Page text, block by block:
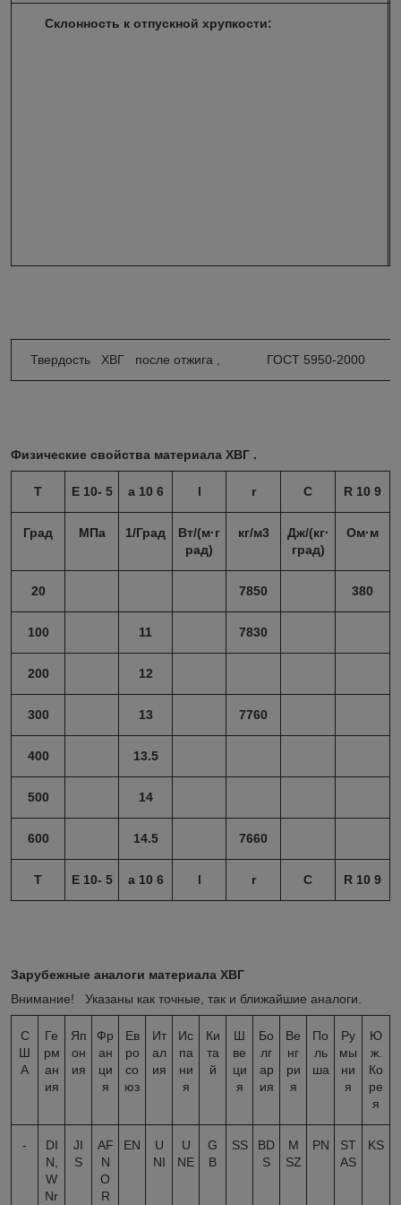
Склонность к отпускной хрупкости:
Твердость ХВГ после отжига , ГОСТ 5950-2000
Физические свойства материала ХВГ .
T E 10- 5 a10 6 l r C R 10 9
Град МПа 1/Град
Вт/(м·г
рад)
кг/м3
Дж/(кг·
град)
Ом·м
20 7850 380
100 11 7830
200 12
300 13 7760
400 13.5
500 14
600 14.5 7660
T E 10- 5 a10 6 l r C R 10 9
Зарубежные аналоги материала ХВГ
Внимание! Указаны как точные, так и ближайшие аналоги.
С
Ш
А
Ге
рм
ан
ия
Яп
он
ия
Фр
ан
ци
я
Ев
ро
со
юз
Ит
ал
ия
Ис
па
ни
я
Ки
та
й
Ш
ве
ци
я
Бо
лг
ар
ия
Ве
нг
ри
я
По
ль
ша
Ру
мы
ни
я
Ю
ж.
Ко
ре
я
-
DI
N,
W
Nr
JI
S
AF
N
O
R
EN
U
NI
U
NE
G
B
SS
BD
S
M
SZ
PN
ST
AS
KS